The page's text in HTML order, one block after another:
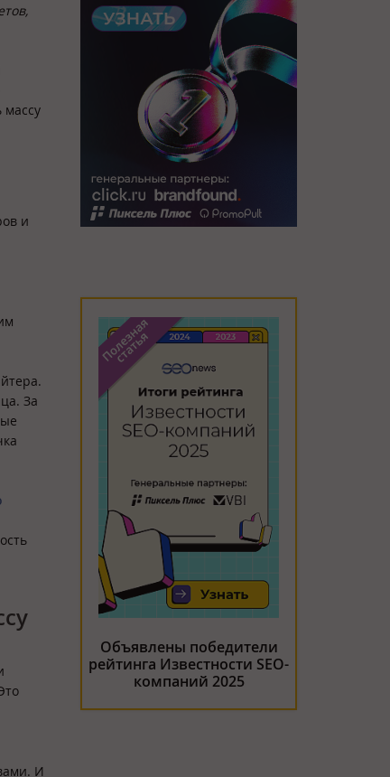
массу
и
За
И
Объявлены победители
рейтинга Известности SEO-
компаний 2025